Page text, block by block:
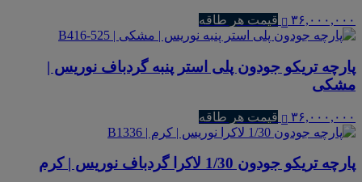
۳۶,۰۰۰,۰۰۰ قیمت هر طاقه
پارچه تریکو جودون پلی استر پنبه گردباف نوریس |
مشکی
۳۶,۰۰۰,۰۰۰ قیمت هر طاقه
پارچه تریکو جودون 1/30 لاکرا گردباف نوریس | کرم